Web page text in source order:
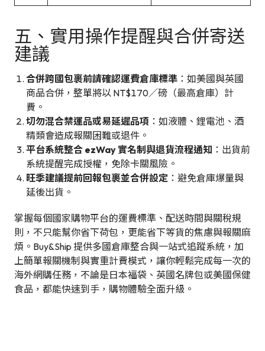
五、實用操作提醒與合併寄送
建議
合併跨國包裹前請確認運費倉庫標準 ：如美國與英國
商品合併，整單將以 NT$170／磅（最高倉庫）計
費。
切勿混合禁運品或易延遲品項 ：如液體、鋰電池、酒
精類會造成報關困難或退件。
平台系統整合 ezWay 實名制與退貨流程通知 ：出貨前
系統提醒完成授權，免除卡關風險。
旺季建議提前回報包裹並合併設定 ：避免倉庫爆量與
延後出貨。
掌握每個國家購物平台的運費標準、配送時間與關稅規
則，不只能幫你省下荷包，更能省下等貨的焦慮與報關麻
煩。Buy&Ship 提供多國倉庫整合與一站式追蹤系統，加
上簡單報關機制與實重計費模式，讓你輕鬆完成每一次的
海外網購任務，不論是日本福袋、英國名牌包或美國保健
食品，都能快速到手，購物體驗全面升級。